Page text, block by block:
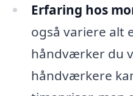
Erfaring hos
også variere alt
håndværker du
håndværkere